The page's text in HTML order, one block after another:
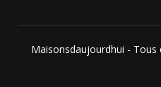
Maisonsdaujourdhui - Tous